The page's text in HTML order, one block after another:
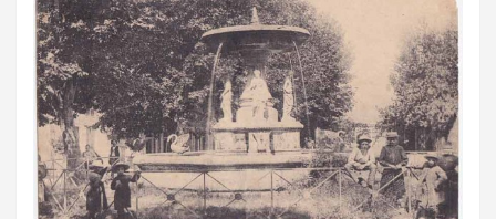
e
b
o
o
k
t
t
e
r
i
l